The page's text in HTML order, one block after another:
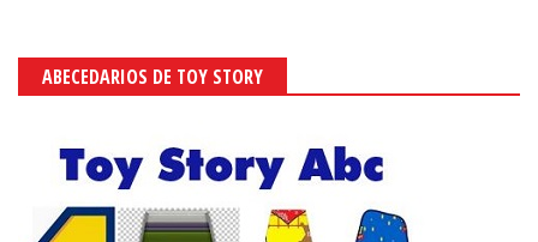
ABECEDARIOS DE TOY STORY